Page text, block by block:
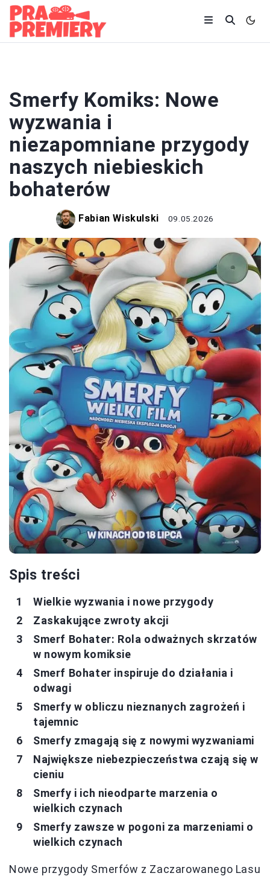
Smerfy Komiks: Nowe
wyzwania i
niezapomniane przygody
naszych niebieskich
bohaterów
Fabian Wiskulski 09.05.2026
Spis treści
Wielkie wyzwania i nowe przygody
Zaskakujące zwroty akcji
Smerf Bohater: Rola odważnych skrzatów
w nowym komiksie
Smerf Bohater inspiruje do działania i
odwagi
Smerfy w obliczu nieznanych zagrożeń i
tajemnic
Smerfy zmagają się z nowymi wyzwaniami
Największe niebezpieczeństwa czają się w
cieniu
Smerfy i ich nieodparte marzenia o
wielkich czynach
Smerfy zawsze w pogoni za marzeniami o
wielkich czynach
Nowe przygody Smerfów z Zaczarowanego Lasu